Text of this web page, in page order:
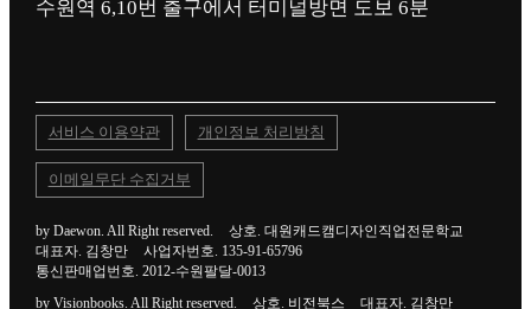
서비스 이용약관 개인정보 처리방침
이메일무단 수집거부
by Daewon. All Right reserved.
상호. 대원캐드캠디자인직업전문학교
대표자. 김창만
사업자번호. 135-91-65796
통신판매업번호. 2012-수원팔달-0013
by Visionbooks. All Right reserved. 상호. 비전북스 대표자. 김창만